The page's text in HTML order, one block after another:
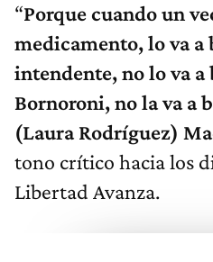
“Porque cuando un
medicamento, lo va a
intendente, no lo va a
Bornoroni, no la va a
(Laura Rodríguez)
tono crítico hacia los
Libertad Avanza.